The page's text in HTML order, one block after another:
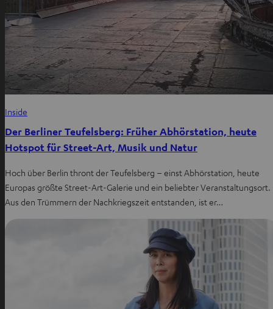
Inside
Der Berliner Teufelsberg: Früher Abhörstation, heute
Hotspot für Street-Art, Musik und Natur
Hoch über Berlin thront der Teufelsberg – einst Abhörstation, heute
Europas größte Street-Art-Galerie und ein beliebter Veranstaltungsort.
Aus den Trümmern der Nachkriegszeit entstanden, ist er…